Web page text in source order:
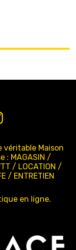
véritable Maison
: MAGASIN /
/ LOCATION /
/ ENTRETIEN
en ligne.